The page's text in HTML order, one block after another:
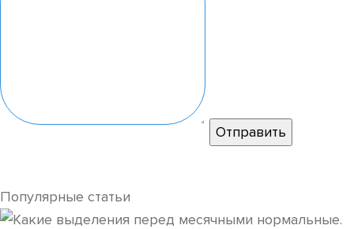
Популярные статьи